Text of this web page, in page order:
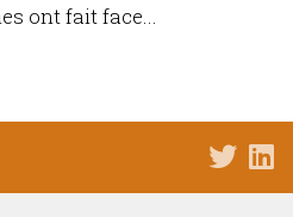
ont fait face...